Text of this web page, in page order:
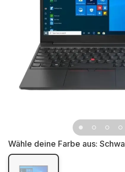
Wähle deine Farbe aus: